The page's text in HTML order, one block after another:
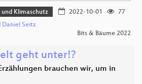
Klimaschutz 2022-10-01
77
Daniel Seitz
Bits & Bäume 2022
geht unter!?
brauchen wir, um in